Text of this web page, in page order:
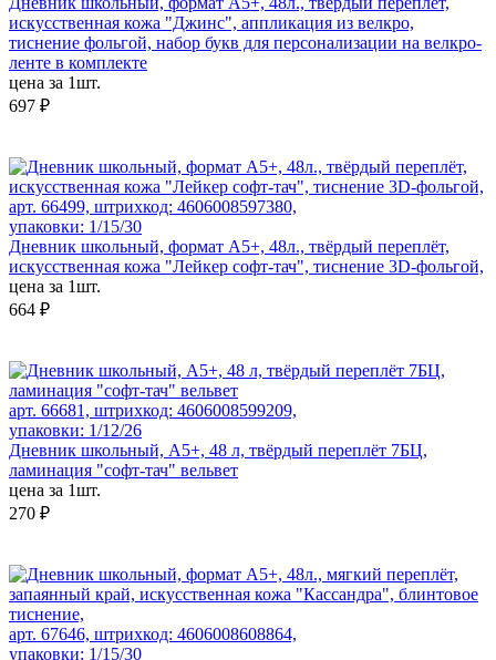
искусственная кожа "Джинс", аппликация из велкро,
тиснение фольгой, набор букв для персонализации на велкро-
ленте в комплекте
цена за 1шт.
697 ₽
арт. 66499, штрихкод: 4606008597380,
упаковки: 1/15/30
Дневник школьный, формат А5+, 48л., твёрдый переплёт,
искусственная кожа "Лейкер софт-тач", тиснение 3D-фольгой,
цена за 1шт.
664 ₽
арт. 66681, штрихкод: 4606008599209,
упаковки: 1/12/26
Дневник школьный, А5+, 48 л, твёрдый переплёт 7БЦ,
ламинация "софт-тач" вельвет
цена за 1шт.
270 ₽
арт. 67646, штрихкод: 4606008608864,
упаковки: 1/15/30